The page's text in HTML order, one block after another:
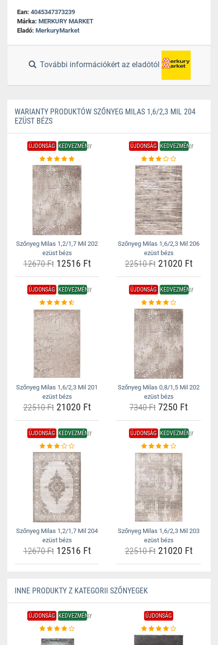
Ean: 4045347373239
Márka: MERKURY MARKET
Eladó: MerkuryMarket
További információkért az eladótól
WARIANTY PRODUKTÓW SZŐNYEG MILAS 1,6/2,3 MIL 204
EZÜST BÉZS
ÚJDONSÁG KEDVEZMÉNY
Szőnyeg Milas 1,2/1,7 Mil 202
ezüst bézs
12670 Ft12516 Ft
ÚJDONSÁG KEDVEZMÉNY
Szőnyeg Milas 1,6/2,3 Mil 206
ezüst bézs
22510 Ft21020 Ft
ÚJDONSÁG KEDVEZMÉNY
Szőnyeg Milas 1,6/2,3 Mil 201
ezüst bézs
22510 Ft21020 Ft
ÚJDONSÁG KEDVEZMÉNY
Szőnyeg Milas 0,8/1,5 Mil 202
ezüst bézs
7340 Ft 7250 Ft
ÚJDONSÁG KEDVEZMÉNY
Szőnyeg Milas 1,2/1,7 Mil 204
ezüst bézs
12670 Ft12516 Ft
ÚJDONSÁG KEDVEZMÉNY
Szőnyeg Milas 1,6/2,3 Mil 203
ezüst bézs
22510 Ft21020 Ft
INNE PRODUKTY Z KATEGORII SZŐNYEGEK
ÚJDONSÁG KEDVEZMÉNY ÚJDONSÁG